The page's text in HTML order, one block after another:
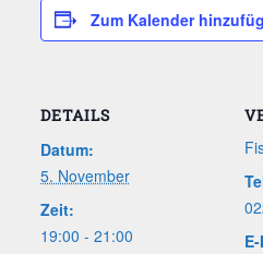
Zum Kalender
DETAILS
Datum:
5. November
Zeit:
19:00 - 21:00